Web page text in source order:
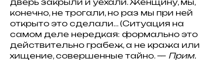
конечно, не трогали, но раз мы при ней
открыто это сделали… (Ситуация на
самом деле нередкая: формально это
действительно грабеж, а не кража или
хищение, совершенные тайно. — Прим.